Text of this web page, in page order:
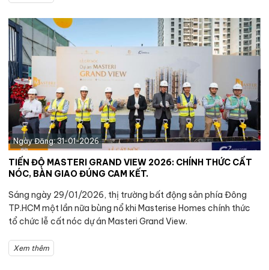
Ngày Đăng: 31-01-2026
TIẾN ĐỘ MASTERI GRAND VIEW 2026: CHÍNH THỨC CẤT
NÓC, BÀN GIAO ĐÚNG CAM KẾT.
Sáng ngày 29/01/2026, thị trường bất động sản phía Đông
TP.HCM một lần nữa bùng nổ khi Masterise Homes chính thức
tổ chức lễ cất nóc dự án Masteri Grand View.
Xem thêm